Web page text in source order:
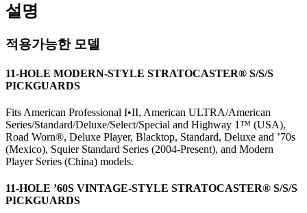
설명
적용가능한 모델
11-HOLE MODERN-STYLE STRATOCASTER® S/S/S
PICKGUARDS
Fits American Professional I•II, American ULTRA/American
Series/Standard/Deluxe/Select/Special and Highway 1™ (USA),
Road Worn®, Deluxe Player, Blacktop, Standard, Deluxe and ’70s
(Mexico), Squier Standard Series (2004-Present), and Modern
Player Series (China) models.
11-HOLE ’60S VINTAGE-STYLE STRATOCASTER® S/S/S
PICKGUARDS